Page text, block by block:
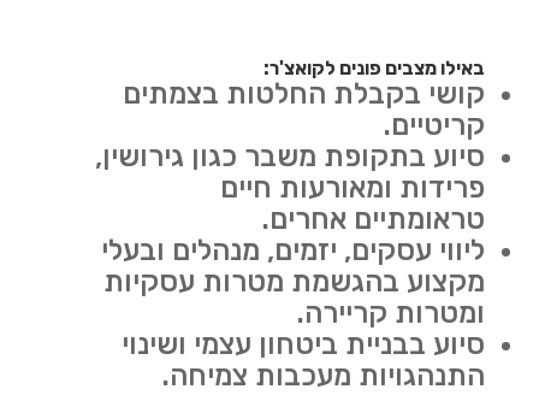
באילו מצבים פונים לקואצ'ר:
קושי בקבלת החלטות בצמתים
קריטיים.
סיוע בתקופת משבר כגון גירושין,
פרידות ומאורעות חיים
טראומתיים אחרים.
ליווי עסקים, יזמים, מנהלים ובעלי
מקצוע בהגשמת מטרות עסקיות
ומטרות קריירה.
סיוע בבניית ביטחון עצמי ושינוי
התנהגויות מעכבות צמיחה.